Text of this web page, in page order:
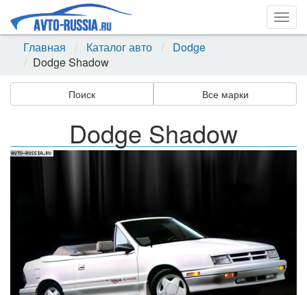
Главная
Каталог авто
Dodge
Dodge Shadow
Поиск Все марки
Dodge Shadow
Назад